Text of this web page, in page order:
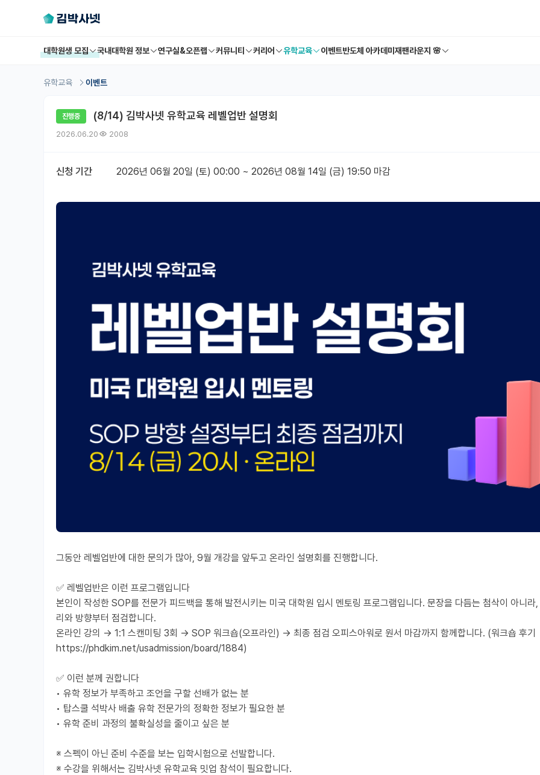
대학원생 모집 국내대학원 정보 연구실&오픈랩 커뮤니티 커리어 유학교육 이벤트반도체 아카데미 재팬라운지 🌸
유학교육 이벤트
진행중 (8/14) 김박사넷 유학교육 레벨업반 설명회
2026.06.20 2008
신청 기간 2026년 06월 20일 (토) 00:00 ~ 2026년 08월 14일 (금) 19:50 마감
그동안 레벨업반에 대한 문의가 많아, 9월 개강을 앞두고 온라인 설명회를 진행합니다.
✅ 레벨업반은 이런 프로그램입니다
본인이 작성한 SOP를 전문가 피드백을 통해 발전시키는 미국 대학원 입시 멘토링 프로그램입니다. 문장을 다듬는 첨삭이 아니라
리와 방향부터 점검합니다.
온라인 강의 → 1:1 스캔미팅 3회 → SOP 워크숍(오프라인) → 최종 점검 오피스아워로 원서 마감까지 함께합니다. (워크숍 후기
https://phdkim.net/usadmission/board/1884)
✅ 이런 분께 권합니다
• 유학 정보가 부족하고 조언을 구할 선배가 없는 분
• 탑스쿨 석박사 배출 유학 전문가의 정확한 정보가 필요한 분
• 유학 준비 과정의 불확실성을 줄이고 싶은 분
※ 스펙이 아닌 준비 수준을 보는 입학시험으로 선발합니다.
※ 수강을 위해서는 김박사넷 유학교육 밋업 참석이 필요합니다.